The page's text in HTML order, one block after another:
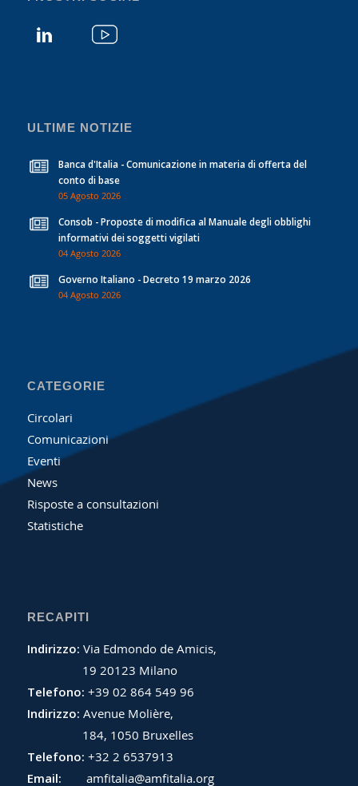
ULTIME NOTIZIE
Banca d'Italia - Comunicazione in materia di offerta del
conto di base
05 Agosto 2026
Consob - Proposte di modifica al Manuale degli obblighi
informativi dei soggetti vigilati
04 Agosto 2026
Governo Italiano - Decreto 19 marzo 2026
04 Agosto 2026
CATEGORIE
Circolari
Comunicazioni
Eventi
News
Risposte a consultazioni
Statistiche
RECAPITI
Indirizzo: Via Edmondo de Amicis,
19 20123 Milano
Telefono: +39 02 864 549 96
Indirizzo: Avenue Molière,
184, 1050 Bruxelles
Telefono: +32 2 6537913
Email:
amfitalia@amfitalia.org